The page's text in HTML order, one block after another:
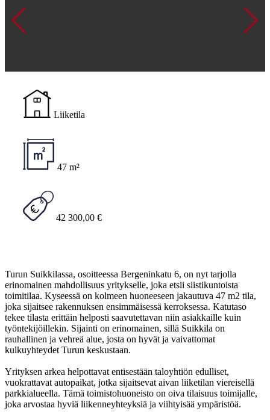
Liiketila
47 m²
42 300,00 €
Turun Suikkilassa, osoitteessa Bergeninkatu 6, on nyt tarjolla
erinomainen mahdollisuus yritykselle, joka etsii siistikuntoista
toimitilaa. Kyseessä on kolmeen huoneeseen jakautuva 47 m2 tila,
joka sijaitsee rakennuksen ensimmäisessä kerroksessa. Katutaso
tekee tilasta erittäin helposti saavutettavan niin asiakkaille kuin
työntekijöillekin. Sijainti on erinomainen, sillä Suikkila on
rauhallinen ja vehreä alue, josta on hyvät ja vaivattomat
kulkuyhteydet Turun keskustaan.
Yrityksen arkea helpottavat entisestään taloyhtiön edulliset,
vuokrattavat autopaikat, jotka sijaitsevat aivan liiketilan viereisellä
parkkialueella. Tämä toimistohuoneisto on oiva tilaisuus toimijalle,
joka arvostaa hyviä liikenneyhteyksiä ja viihtyisää ympäristöä.